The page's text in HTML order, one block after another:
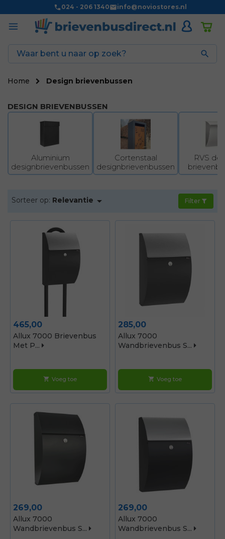
024 - 206 1340 info@noviostores.nl

Home Design brievenbussen
DESIGN BRIEVENBUSSEN
Aluminium
designbrievenbussen
Cortenstaal
designbrievenbussen
RVS
Sorteer op: Relevantie  Filter
Prijs
465,00
Allux 7000 Brievenbus
Met P...
shopping_cart Voeg toe
Prijs
285,00
Allux 7000
Wandbrievenbus S...
shopping_cart Voeg toe
Prijs
269,00
Allux 7000
Wandbrievenbus S...
Prijs
269,00
Allux 7000
Wandbrievenbus S...